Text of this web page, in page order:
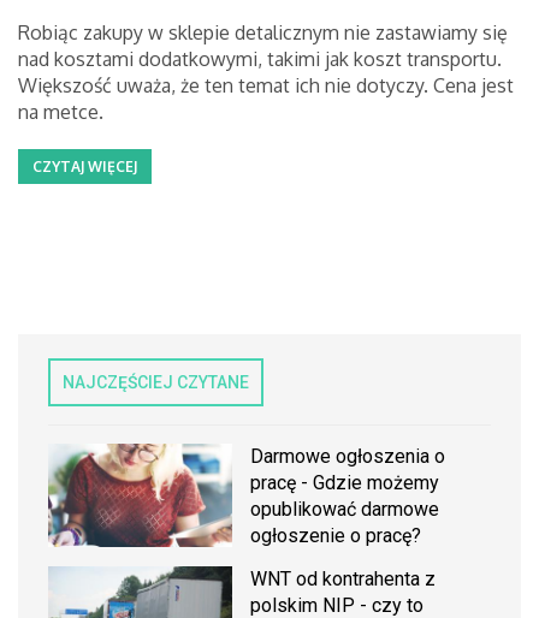
Robiąc zakupy w sklepie detalicznym nie zastawiamy się
nad kosztami dodatkowymi, takimi jak koszt transportu.
Większość uważa, że ten temat ich nie dotyczy. Cena jest
na metce.
CZYTAJ WIĘCEJ
NAJCZĘŚCIEJ CZYTANE
Darmowe ogłoszenia o
pracę - Gdzie możemy
opublikować darmowe
ogłoszenie o pracę?
WNT od kontrahenta z
polskim NIP - czy to